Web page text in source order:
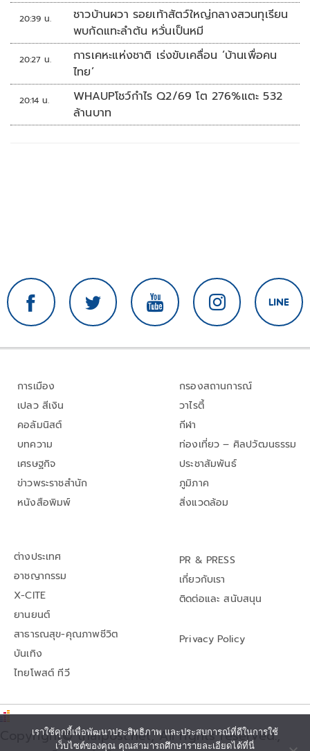
20:39 น.
ชาวบ้านผวา รอยเท้าสัตว์ใหญ่กลางสวนทุเรียน
พบกัดแทะลำต้น หวั่นเป็นหมี
20:27 น.
การเคหะแห่งชาติ เร่งขับเคลื่อน ‘บ้านเพื่อคน
ไทย’
20:14 น.
WHAUPโชว์กำไร Q2/69 โต 276%แตะ 532
ล้านบาท
การเมือง
เปลว สีเงิน
คอลัมนิสต์
บทความ
เศรษฐกิจ
ข่าวพระราชสำนัก
หนังสือพิมพ์
กรองสถานการณ์
วาไรตี้
กีฬา
ท่องเที่ยว – ศิลปวัฒนธรรม
ประชาสัมพันธ์
ภูมิภาค
สิ่งแวดล้อม
ต่างประเทศ
อาชญากรรม
X-CITE
ยานยนต์
สาธารณสุข-คุณภาพชีวิต
บันเทิง
ไทยโพสต์ ทีวี
PR & PRESS
เกี่ยวกับเรา
ติดต่อและ สนับสนุน
Privacy Policy
Copyright© thaipost.net, All rights reserved.,
เราใช้คุกกี้เพื่อพัฒนาประสิทธิภาพ และประสบการณ์ที่ดีในการใช้
เว็บไซต์ของคุณ คุณสามารถศึกษารายละเอียดได้ที่นี่